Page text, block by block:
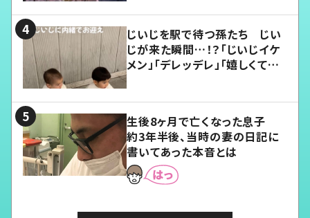
じいじを駅で待つ孫たち じい
じが来た瞬間…！？「じいじイケ
メン」「デレッデレ」「嬉しくて可
生後8ヶ月で亡くなった息子
約3年半後、当時の妻の日記に
書いてあった本音とは